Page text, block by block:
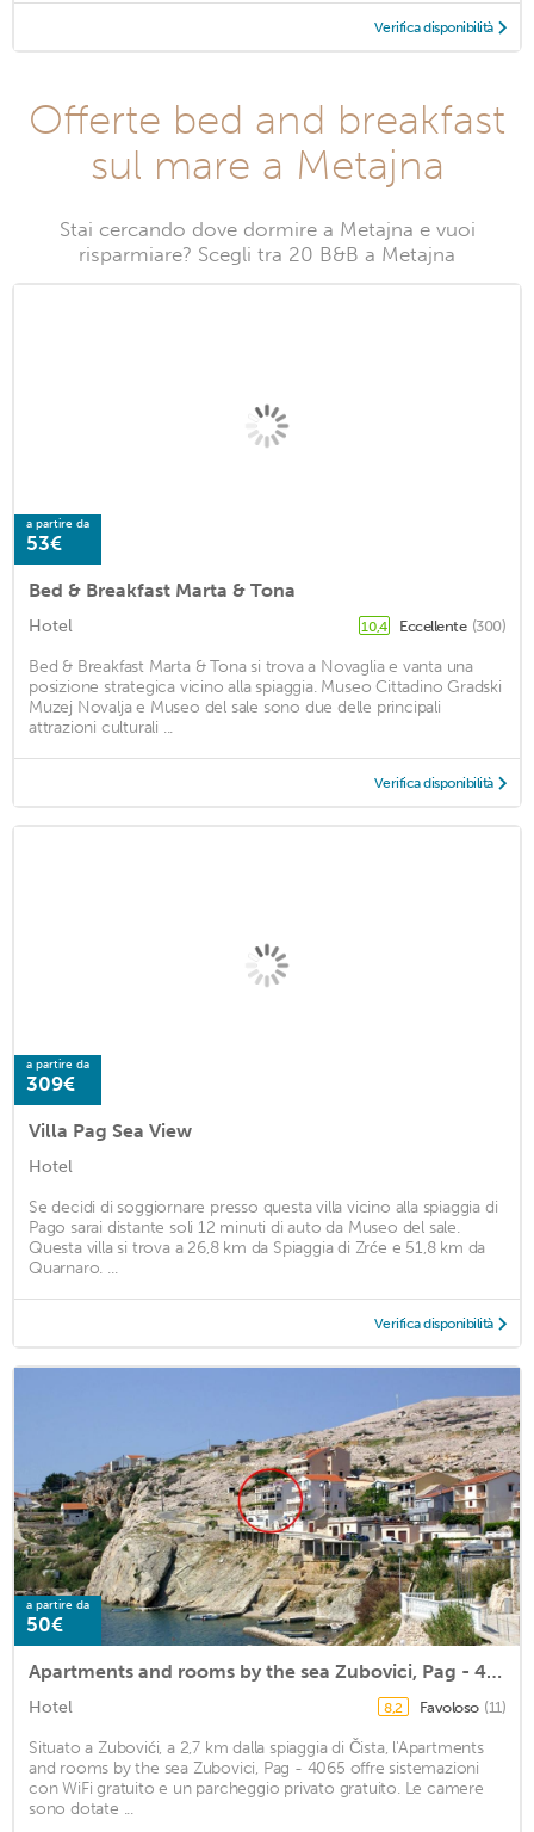
Verifica disponibilità
Offerte bed and breakfast
sul mare a Metajna
Stai cercando dove dormire a Metajna e vuoi
risparmiare? Scegli tra 20 B&B a Metajna
a partire da
53€
Bed & Breakfast Marta & Tona
Hotel 10,4 Eccellente (300)
Bed & Breakfast Marta & Tona si trova a Novaglia e vanta una
posizione strategica vicino alla spiaggia. Museo Cittadino Gradski
Muzej Novalja e Museo del sale sono due delle principali
attrazioni culturali ...
Verifica disponibilità
a partire da
309€
Villa Pag Sea View
Hotel
Se decidi di soggiornare presso questa villa vicino alla spiaggia di
Pago sarai distante soli 12 minuti di auto da Museo del sale.
Questa villa si trova a 26,8 km da Spiaggia di Zrće e 51,8 km da
Quarnaro. ...
Verifica disponibilità
a partire da
50€
Apartments and rooms by the sea Zubovici, Pag - 4065
Hotel 8,2 Favoloso (11)
Situato a Zubovići, a 2,7 km dalla spiaggia di Čista, l'Apartments
and rooms by the sea Zubovici, Pag - 4065 offre sistemazioni
con WiFi gratuito e un parcheggio privato gratuito. Le camere
sono dotate ...